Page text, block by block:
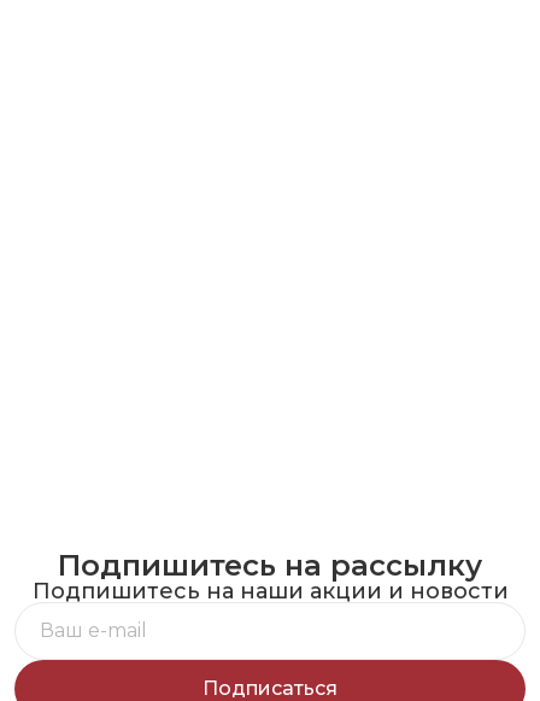
Подпишитесь на рассылку
Подпишитесь на наши акции и новости
Подписаться